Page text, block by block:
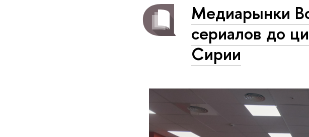
Медиарынки
сериалов до
Сирии